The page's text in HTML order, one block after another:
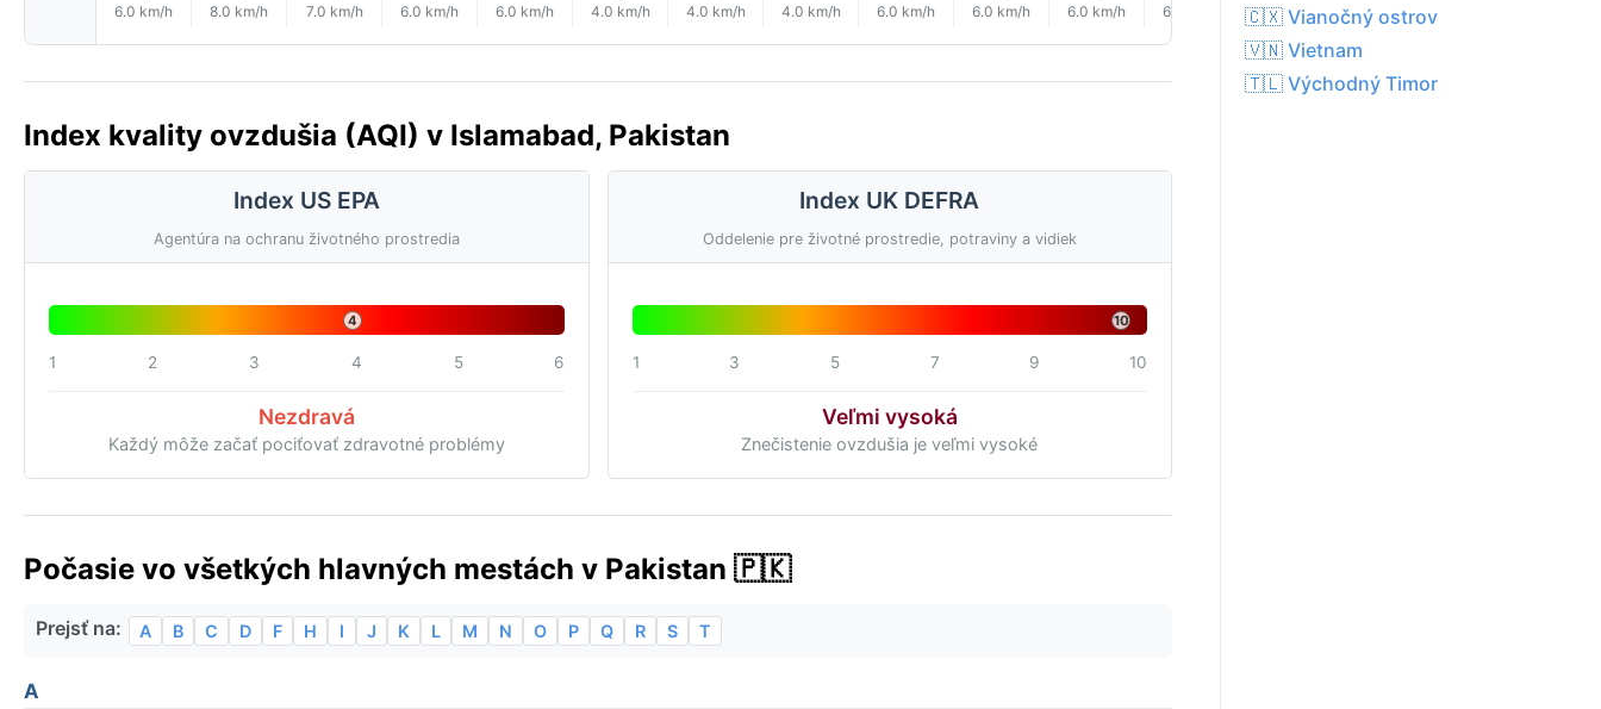
6.0 km/h 8.0 km/h 7.0 km/h 6.0 km/h 6.0 km/h 4.0 km/h 4.0 km/h 4.0 km/h 6.0 km/h 6.0 km/h 6.0 km/h 6.0 km/h 6.0 km/h 6.0 km/h
Index kvality ovzdušia (AQI) v Islamabad, Pakistan
Index US EPA
Agentúra na ochranu životného prostredia
4
1 2 3 4 5 6
Nezdravá
Každý môže začať pociťovať zdravotné problémy
Index UK DEFRA
Oddelenie pre životné prostredie, potraviny a vidiek
10
1 3 5 7 9 10
Veľmi vysoká
Znečistenie ovzdušia je veľmi vysoké
Počasie vo všetkých hlavných mestách v Pakistan 🇵🇰
Prejsť na: A B C D F H I J K L M N O P Q R S T
A
🇨🇽 Vianočný ostrov
🇻🇳 Vietnam
🇹🇱 Východný Timor